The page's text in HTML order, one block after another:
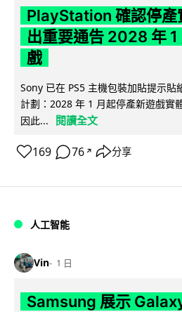
PlayStation 確認停產
出重要通告 2028 年
戲
Sony 已在 PS5 主機包裝加貼提示貼
計劃：2028 年 1 月起停產新遊戲實
因此...
閱讀全文
169 76 ↗ 分享
人工智能
Vin 1 日
Samsung 展示